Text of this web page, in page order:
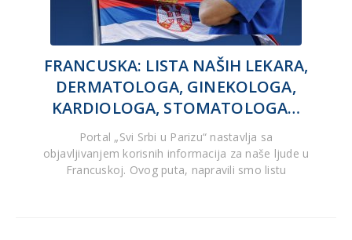
FRANCUSKA: LISTA NAŠIH LEKARA,
DERMATOLOGA, GINEKOLOGA,
KARDIOLOGA, STOMATOLOGA…
Portal „Svi Srbi u Parizu“ nastavlja sa
objavljivanjem korisnih informacija za naše ljude u
Francuskoj. Ovog puta, napravili smo listu